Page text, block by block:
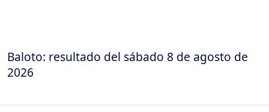
Baloto: resultado del sábado 8 de agosto de
2026